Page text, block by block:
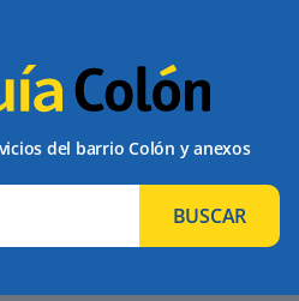
del barrio Colón y anexos
BUSCAR